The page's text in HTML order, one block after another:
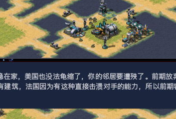
家，美国也没法龟缩了，你的邻居要遭殃了。前期
筑，法国因为有这种直接击溃对手的能力，所以前